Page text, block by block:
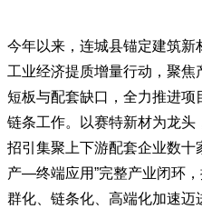
今年以来，连城县锚定建筑
工业经济提质增量行动，聚
短板与配套缺口，全力推进
链条工作。以赛特新材为龙
招引集聚上下游配套企业数
产—终端应用”完整产业闭环
群化、链条化、高端化加速迈